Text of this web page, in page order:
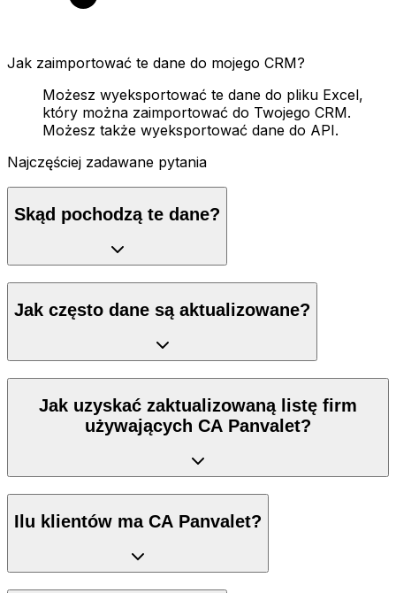
Jak zaimportować te dane do mojego CRM?
Możesz wyeksportować te dane do pliku Excel,
który można zaimportować do Twojego CRM.
Możesz także wyeksportować dane do API.
Najczęściej zadawane pytania
Skąd pochodzą te dane?
Jak często dane są aktualizowane?
Jak uzyskać zaktualizowaną listę firm
używających CA Panvalet?
Ilu klientów ma CA Panvalet?